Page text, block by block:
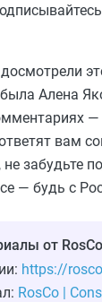
Алена
вам
забудьте
— будь с
от
https://
RosCo |